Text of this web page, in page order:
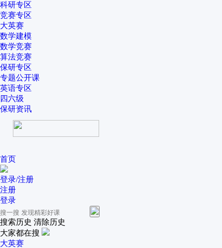
科研专区
竞赛专区
大英赛
数学建模
数学竞赛
算法竞赛
保研专区
专题公开课
英语专区
四六级
保研资讯
首页
登录/注册
注册
登录
搜索历史 清除历史
大家都在搜
大英赛